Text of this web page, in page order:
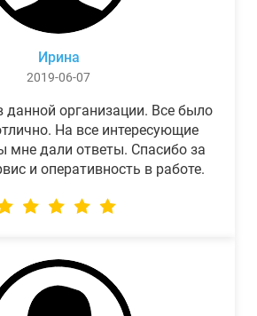
Ирина
2019-06-07
данной организации. Все было
На все интересующие
мне дали ответы. Спасибо за
и оперативность в работе.